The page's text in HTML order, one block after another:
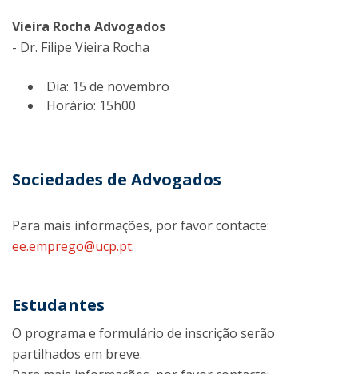
Vieira Rocha Advogados
- Dr. Filipe Vieira Rocha
Dia: 15 de novembro
Horário: 15h00
Sociedades de Advogados
Para mais informações, por favor contacte:
ee.emprego@ucp.pt.
Estudantes
O programa e formulário de inscrição serão
partilhados em breve.